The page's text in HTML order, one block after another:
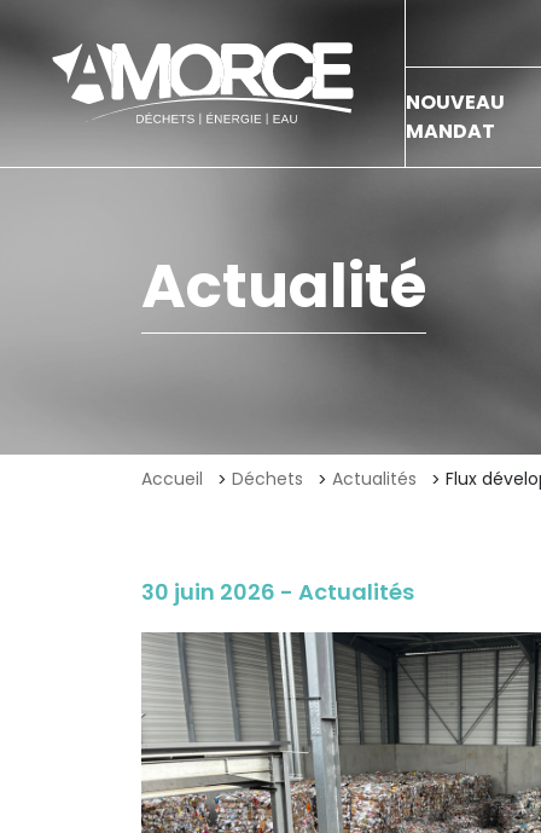
NOUVEAU
MANDAT
Actualité
Accueil Déchets Actualités Flux
30 juin 2026 - Actualités